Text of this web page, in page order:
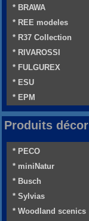
* BRAWA
* REE modeles
* R37 Collection
* RIVAROSSI
* FULGUREX
* ESU
* EPM
Produits décor
* PECO
* miniNatur
* Busch
* Sylvias
* Woodland scenics